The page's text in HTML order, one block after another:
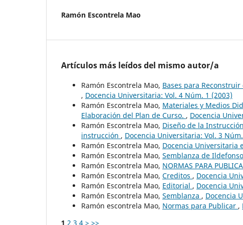
Ramón Escontrela Mao
Artículos más leídos del mismo autor/a
Ramón Escontrela Mao, Bases para
, Docencia Universitaria: Vol. 4 Núm. 1 (2003)
Ramón Escontrela Mao, Materiales y Medios
Elaboración del Plan de Curso. , Docencia
Ramón Escontrela Mao, Diseño de la
instrucción , Docencia Universitaria: Vol. 3
Ramón Escontrela Mao, Docencia Universitaria
Ramón Escontrela Mao, Semblanza de
Ramón Escontrela Mao, NORMAS PARA
Ramón Escontrela Mao, Creditos , Docencia
Ramón Escontrela Mao, Editorial , Docencia
Ramón Escontrela Mao, Semblanza , Docencia
Ramón escontrela Mao, Normas para Publicar ,
1 2 3 4 > >>